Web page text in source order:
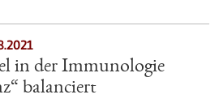
in der Immunologie
balanciert